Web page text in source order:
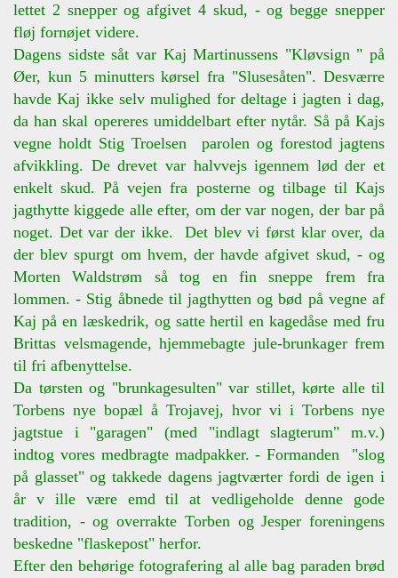
lettet 2 snepper og afgivet 4 skud, - og begge snepper
fløj fornøjet videre.
Dagens sidste såt var Kaj Martinussens "Kløvsign " på
Øer, kun 5 minutters kørsel fra "Slusesåten". Desværre
havde Kaj ikke selv mulighed for deltage i jagten i dag,
da han skal opereres umiddelbart efter nytår. Så på Kajs
vegne holdt Stig Troelsen parolen og forestod jagtens
afvikkling. De drevet var halvvejs igennem lød der et
enkelt skud. På vejen fra posterne og tilbage til Kajs
jagthytte kiggede alle efter, om der var nogen, der bar på
noget. Det var der ikke. Det blev vi først klar over, da
der blev spurgt om hvem, der havde afgivet skud, - og
Morten Waldstrøm så tog en fin sneppe frem fra
lommen. - Stig åbnede til jagthytten og bød på vegne af
Kaj på en læskedrik, og satte hertil en kagedåse med fru
Brittas velsmagende, hjemmebagte jule-brunkager frem
til fri afbenyttelse.
Da tørsten og "brunkagesulten" var stillet, kørte alle til
Torbens nye bopæl å Trojavej, hvor vi i Torbens nye
jagtstue i "garagen" (med "indlagt slagterum" m.v.)
indtog vores medbragte madpakker. - Formanden "slog
på glasset" og takkede dagens jagtværter fordi de igen i
år v ille være emd til at vedligeholde denne gode
tradition, - og overrakte Torben og Jesper foreningens
beskedne "flaskepost" herfor.
Efter den behørige fotografering al alle bag paraden brød